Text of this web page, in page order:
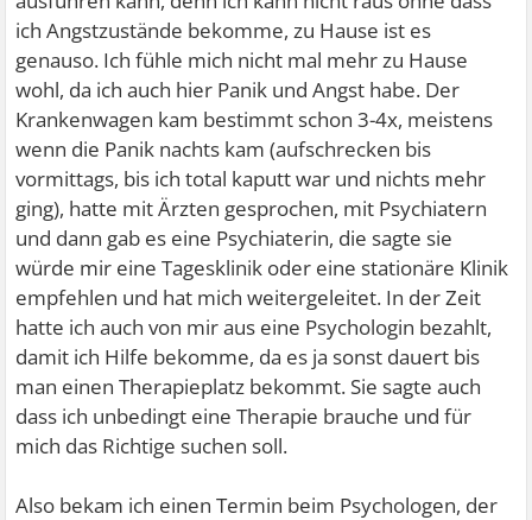
ich Angstzustände bekomme, zu Hause ist es
genauso. Ich fühle mich nicht mal mehr zu Hause
wohl, da ich auch hier Panik und Angst habe. Der
Krankenwagen kam bestimmt schon 3-4x, meistens
wenn die Panik nachts kam (aufschrecken bis
vormittags, bis ich total kaputt war und nichts mehr
ging), hatte mit Ärzten gesprochen, mit Psychiatern
und dann gab es eine Psychiaterin, die sagte sie
würde mir eine Tagesklinik oder eine stationäre Klinik
empfehlen und hat mich weitergeleitet. In der Zeit
hatte ich auch von mir aus eine Psychologin bezahlt,
damit ich Hilfe bekomme, da es ja sonst dauert bis
man einen Therapieplatz bekommt. Sie sagte auch
dass ich unbedingt eine Therapie brauche und für
mich das Richtige suchen soll.
Also bekam ich einen Termin beim Psychologen, der